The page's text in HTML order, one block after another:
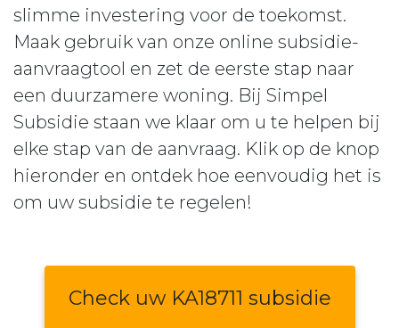
slimme investering voor de toekomst.
Maak gebruik van onze online subsidie-
aanvraagtool en zet de eerste stap naar
een duurzamere woning. Bij Simpel
Subsidie staan we klaar om u te helpen bij
elke stap van de aanvraag. Klik op de knop
hieronder en ontdek hoe eenvoudig het is
om uw subsidie te regelen!
Check uw KA18711 subsidie